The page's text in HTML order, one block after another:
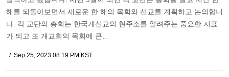
해를 되돌아보면서 새로운 한 해의 목회와 선교를 계획하고 논의합니
다. 각 교단의 총회는 한국개신교의 현주소를 알려주는 중요한 지표
가 되고 또 개교회의 목회에 큰…
Sep 25, 2023 08:19 PM KST